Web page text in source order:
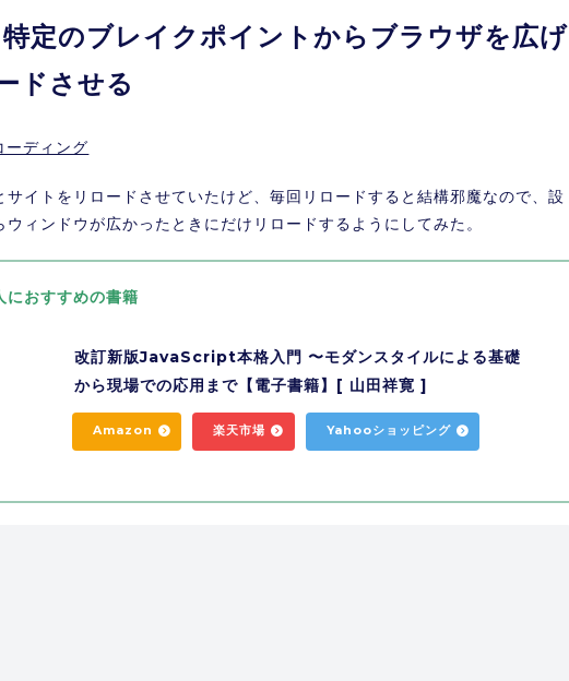
定のブレイクポイントからブラウザを広げ
ドさせる
ーディング
イトをリロードさせていたけど、毎回リロードすると結構邪魔なので、設
ィンドウが広かったときにだけリロードするようにしてみた。
におすすめの書籍
改訂新版JavaScript本格入門 〜モダンスタイルによる基礎
から現場での応用まで【電子書籍】[ 山田祥寛 ]
Amazon 楽天市場 Yahooショッピング